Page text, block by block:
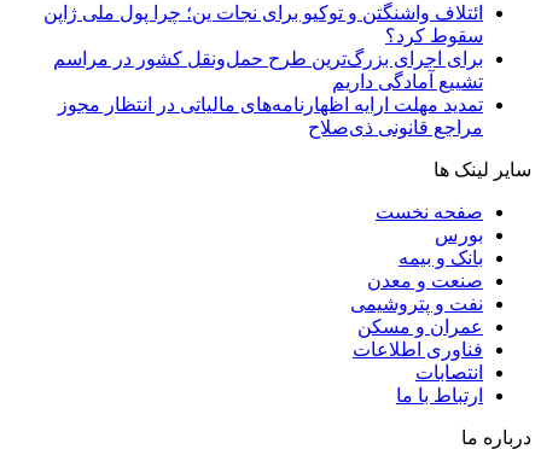
ائتلاف واشنگتن و توکیو برای نجات ین؛ چرا پول ملی ژاپن
سقوط کرد؟
برای اجرای بزرگ‌ترین طرح حمل‌ونقل کشور در مراسم
تشییع آمادگی داریم
تمدید مهلت ارایه اظهارنامه‌های مالیاتی در انتظار مجوز
مراجع قانونی ذی‌‏صلاح
سایر لینک ها
صفحه نخست
بورس
بانک و بیمه
صنعت و معدن
نفت و پتروشیمی
عمران و مسکن
فناوری اطلاعات
انتصابات
ارتباط با ما
درباره ما